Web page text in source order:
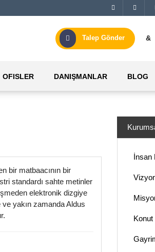
Talep Gönder &
OFISLER DANIŞMANLAR BLOG
bir matbaacının bir
standardı sahte metinler
elektronik dizgiye
ve yakın zamanda Aldus
İnsan
Konut